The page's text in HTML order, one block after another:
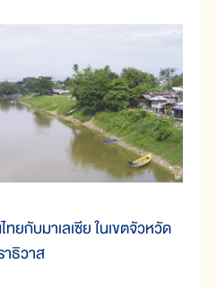
ยกับมาเลเซีย ในเขตจัวหวัด
าธิวาส